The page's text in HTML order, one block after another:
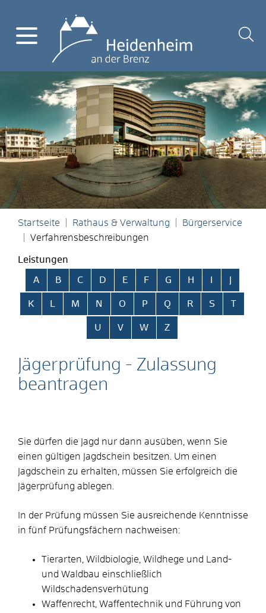
Startseite Rathaus & Verwaltung
Bürgerservice
Verfahrensbeschreibungen
Leistungen
Alphabetisches Register überspringen
A B C D E F G H
K L M N O P Q R S T
U V W Z
Jägerprüfung - Zulassung
beantragen
Sie dürfen die Jagd nur dann ausüben, wenn Sie
einen gültigen Jagdschein besitzen. Um einen
Jagdschein zu erhalten, müssen Sie erfolgreich die
Jägerprüfung ablegen.
In der Prüfung müssen Sie ausreichende Kenntnisse
in fünf Prüfungsfächern nachweisen:
Tierarten, Wildbiologie, Wildhege und Land-
und Waldbau einschließlich
Wildschadensverhütung
Waffenrecht, Waffentechnik und Führung von